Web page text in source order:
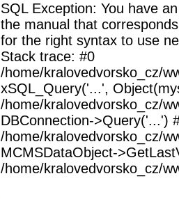
SQL Exception: You have
the manual that
for the right syntax to use
Stack trace: #0
/home/kralovedvorsko_cz/
xSQL_Query('...',
/home/kralovedvorsko_cz/
DBConnection->Query('...')
/home/kralovedvorsko_cz/
MCMSDataObject-
/home/kralovedvorsko_cz/